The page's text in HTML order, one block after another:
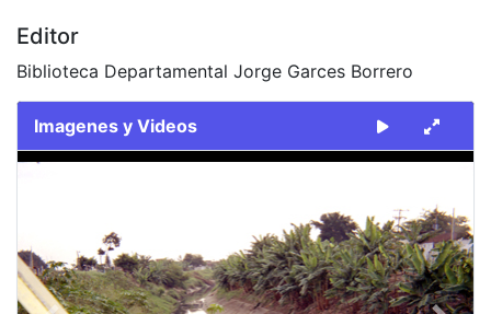
Editor
Biblioteca Departamental Jorge Garces Borrero
Imagenes y Videos
Slide 1 of 1